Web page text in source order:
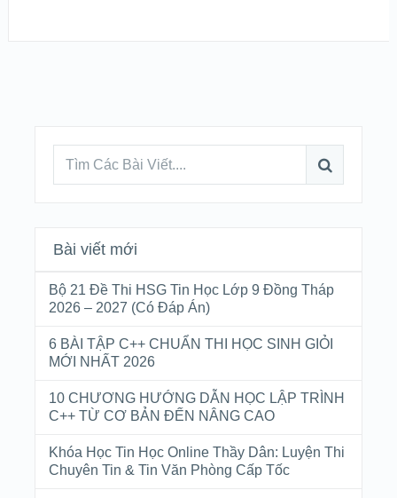
Bài viết mới
Bộ 21 Đề Thi HSG Tin Học Lớp 9 Đồng Tháp
2026 – 2027 (Có Đáp Án)
6 BÀI TẬP C++ CHUẨN THI HỌC SINH GIỎI
MỚI NHẤT 2026
10 CHƯƠNG HƯỚNG DẪN HỌC LẬP TRÌNH
C++ TỪ CƠ BẢN ĐẾN NÂNG CAO
Khóa Học Tin Học Online Thầy Dân: Luyện Thi
Chuyên Tin & Tin Văn Phòng Cấp Tốc